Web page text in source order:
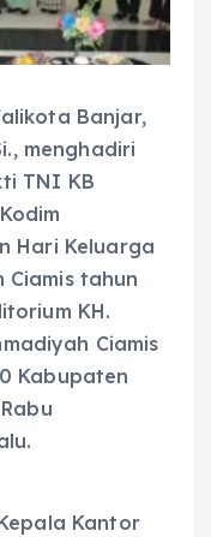
Banjar,
menghadiri
TNI KB
Hari Keluarga
Ciamis tahun
KH.
Ciamis
Kabupaten
Kantor